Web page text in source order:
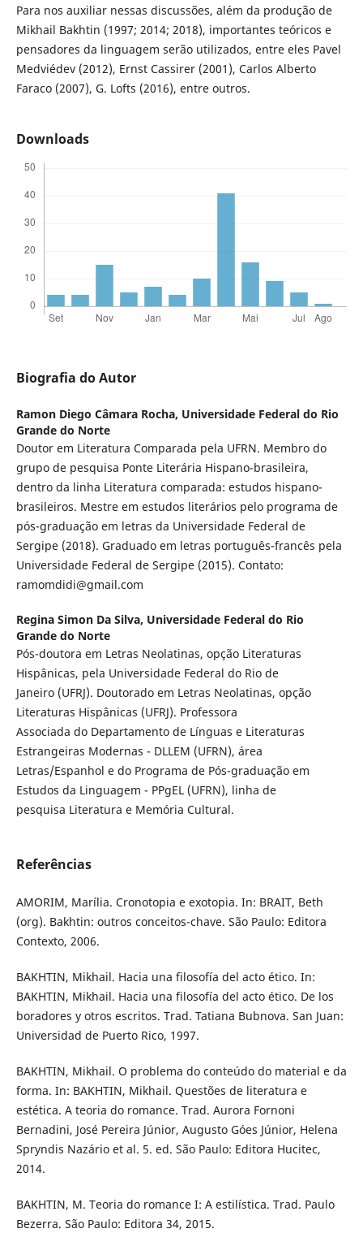
Para nos auxiliar nessas discussões, além da produção de
Mikhail Bakhtin (1997; 2014; 2018), importantes teóricos e
pensadores da linguagem serão utilizados, entre eles Pavel
Medviédev (2012), Ernst Cassirer (2001), Carlos Alberto
Faraco (2007), G. Lofts (2016), entre outros.
Downloads
Biografia do Autor
Ramon Diego Câmara Rocha, Universidade Federal do Rio
Grande do Norte
Doutor em Literatura Comparada pela UFRN. Membro do
grupo de pesquisa Ponte Literária Hispano-brasileira,
dentro da linha Literatura comparada: estudos hispano-
brasileiros. Mestre em estudos literários pelo programa de
pós-graduação em letras da Universidade Federal de
Sergipe (2018). Graduado em letras português-francês pela
Universidade Federal de Sergipe (2015). Contato:
ramomdidi@gmail.com
Regina Simon Da Silva, Universidade Federal do Rio
Grande do Norte
Pós-doutora em Letras Neolatinas, opção Literaturas
Hispânicas, pela Universidade Federal do Rio de
Janeiro (UFRJ). Doutorado em Letras Neolatinas, opção
Literaturas Hispânicas (UFRJ). Professora
Associada do Departamento de Línguas e Literaturas
Estrangeiras Modernas - DLLEM (UFRN), área
Letras/Espanhol e do Programa de Pós-graduação em
Estudos da Linguagem - PPgEL (UFRN), linha de
pesquisa Literatura e Memória Cultural.
Referências
AMORIM, Marília. Cronotopia e exotopia. In: BRAIT, Beth
(org). Bakhtin: outros conceitos-chave. São Paulo: Editora
Contexto, 2006.
BAKHTIN, Mikhail. Hacia una filosofía del acto ético. In:
BAKHTIN, Mikhail. Hacia una filosofía del acto ético. De los
boradores y otros escritos. Trad. Tatiana Bubnova. San Juan:
Universidad de Puerto Rico, 1997.
BAKHTIN, Mikhail. O problema do conteúdo do material e da
forma. In: BAKHTIN, Mikhail. Questões de literatura e
estética. A teoria do romance. Trad. Aurora Fornoni
Bernadini, José Pereira Júnior, Augusto Góes Júnior, Helena
Spryndis Nazário et al. 5. ed. São Paulo: Editora Hucitec,
2014.
BAKHTIN, M. Teoria do romance I: A estilística. Trad. Paulo
Bezerra. São Paulo: Editora 34, 2015.